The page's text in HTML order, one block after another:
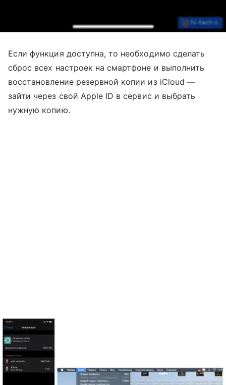
Если функция доступна, то необходимо сделать
сброс всех настроек на смартфоне и выполнить
восстановление резервной копии из iCloud —
зайти через свой Apple ID в сервис и выбрать
нужную копию.